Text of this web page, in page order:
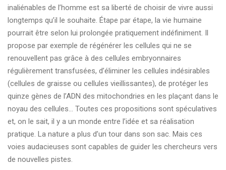
inaliénables de l’homme est sa liberté de choisir de vivre aussi
longtemps qu’il le souhaite. Étape par étape, la vie humaine
pourrait être selon lui prolongée pratiquement indéfiniment. Il
propose par exemple de régénérer les cellules qui ne se
renouvellent pas grâce à des cellules embryonnaires
régulièrement transfusées, d’éliminer les cellules indésirables
(cellules de graisse ou cellules vieillissantes), de protéger les
quinze gènes de l’ADN des mitochondries en les plaçant dans le
noyau des cellules… Toutes ces propositions sont spéculatives
et, on le sait, il y a un monde entre l’idée et sa réalisation
pratique. La nature a plus d’un tour dans son sac. Mais ces
voies audacieuses sont capables de guider les chercheurs vers
de nouvelles pistes.